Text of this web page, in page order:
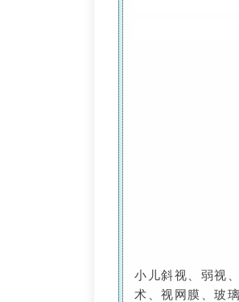
小儿斜视、弱视
术、视网膜、玻